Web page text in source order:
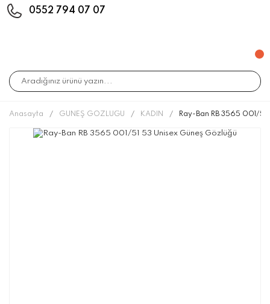
0552 794 07 07
Anasayfa GÜNEŞ GÖZLÜĞÜ KADIN Ray-Ban RB 3565 001/